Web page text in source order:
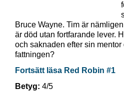
Bruce Wayne. Tim är
är död utan fortfarande lever.
och saknaden efter sin
fattningen?
Fortsätt läsa Red Robin #1
Betyg: 4/5